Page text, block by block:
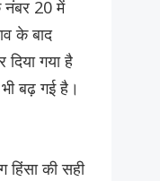
नंबर 20 में
के बाद
गया है
बढ़ गई है।
हिंसा की सही